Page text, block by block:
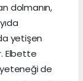
dolmanın,
yetişen
Elbette
de